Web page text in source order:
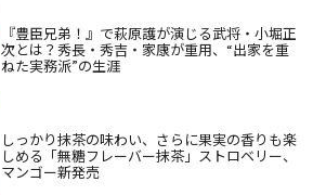
『豊臣兄弟！』で萩原護が演じる武将・小堀正
次とは？秀長・秀吉・家康が重用、“出家を重
ねた実務派”の生涯
しっかり抹茶の味わい、さらに果実の香りも楽
しめる「無糖フレーバー抹茶」ストロベリー、
マンゴー新発売